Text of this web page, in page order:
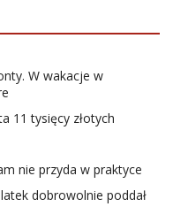
W wakacje w
11 tysięcy złotych
nie przyda w praktyce
dobrowolnie poddał